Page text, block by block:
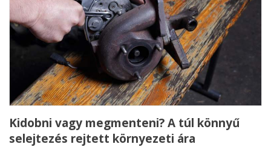
Kidobni vagy megmenteni? A túl könnyű
selejtezés rejtett környezeti ára